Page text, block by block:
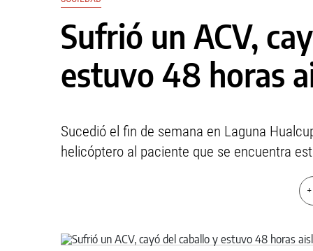
Sufrió un ACV,
estuvo 48 horas
Sucedió el fin de semana en Laguna
helicóptero al paciente que se encuentra